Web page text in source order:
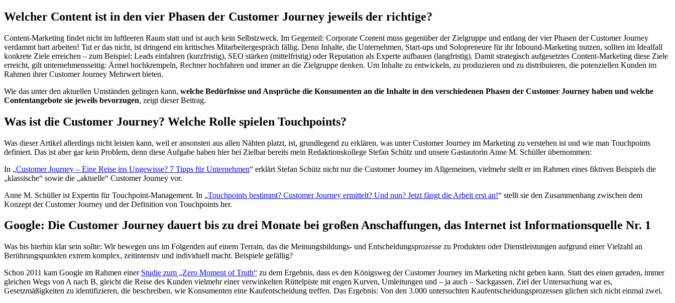
Welcher Content ist in den vier Phasen der Customer Journey jeweils der richtige?
Content-Marketing findet nicht im luftleeren Raum statt und ist auch kein Selbstzweck. Im Gegenteil: Corporate Content muss gegenüber der Zielgruppe und entlang der vier Phasen der Customer Journey
verdammt hart arbeiten! Tut er das nicht, ist dringend ein kritisches Mitarbeitergespräch fällig. Denn Inhalte, die Unternehmen, Start-ups und Solopreneure für ihr Inbound-Marketing nutzen, sollten im Idealfall
konkrete Ziele erreichen – zum Beispiel: Leads einfahren (kurzfristig), SEO stärken (mittelfristig) oder Reputation als Experte aufbauen (langfristig). Damit strategisch aufgesetztes Content-Marketing diese Ziele
erreicht, gilt unternehmensseitig: Ärmel hochkrempeln, Rechner hochfahren und immer an die Zielgruppe denken. Um Inhalte zu entwickeln, zu produzieren und zu distribuieren, die potenziellen Kunden im
Rahmen ihrer Customer Journey Mehrwert bieten.
Wie das unter den aktuellen Umständen gelingen kann, welche Bedürfnisse und Ansprüche die Konsumenten an die Inhalte in den verschiedenen Phasen der Customer Journey haben und welche
Contentangebote sie jeweils bevorzugen, zeigt dieser Beitrag.
Was ist die Customer Journey? Welche Rolle spielen Touchpoints?
Was dieser Artikel allerdings nicht leisten kann, weil er ansonsten aus allen Nähten platzt, ist, grundlegend zu erklären, was unter Customer Journey im Marketing zu verstehen ist und wie man Touchpoints
definiert. Das ist aber gar kein Problem, denn diese Aufgabe haben hier bei Zielbar bereits mein Redaktionskollege Stefan Schütz und unsere Gastautorin Anne M. Schüller übernommen:
In „Customer Journey – Eine Reise ins Ungewisse? 7 Tipps für Unternehmen“ erklärt Stefan Schütz nicht nur die Customer Journey im Allgemeinen, vielmehr stellt er im Rahmen eines fiktiven Beispiels die
„klassische“ sowie die „aktuelle“ Customer Journey vor.
Anne M. Schüller ist Expertin für Touchpoint-Management. In „Touchpoints bestimmt? Customer Journey ermittelt? Und nun? Jetzt fängt die Arbeit erst an!“ stellt sie den Zusammenhang zwischen dem
Konzept der Customer Journey und der Definition von Touchpoints her.
Google: Die Customer Journey dauert bis zu drei Monate bei großen Anschaffungen, das Internet ist Informationsquelle Nr. 1
Was bis hierhin klar sein sollte: Wir bewegen uns im Folgenden auf einem Terrain, das die Meinungsbildungs- und Entscheidungsprozesse zu Produkten oder Dienstleistungen aufgrund einer Vielzahl an
Berührungspunkten extrem komplex, zeitintensiv und individuell macht. Beispiele gefällig?
Schon 2011 kam Google im Rahmen einer Studie zum „Zero Moment of Truth“ zu dem Ergebnis, dass es den Königsweg der Customer Journey im Marketing nicht geben kann. Statt des einen geraden, immer
gleichen Wegs von A nach B, gleicht die Reise des Kunden vielmehr einer verwinkelten Rüttelpiste mit engen Kurven, Umleitungen und – ja auch – Sackgassen. Ziel der Untersuchung war es,
Gesetzmäßigkeiten zu identifizieren, die beschreiben, wie Konsumenten eine Kaufentscheidung treffen. Das Ergebnis: Von den 3.000 untersuchten Kaufentscheidungsprozessen glichen sich nicht einmal zwei.